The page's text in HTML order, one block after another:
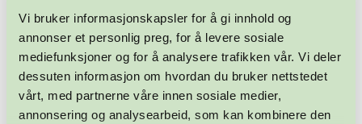
Vi bruker informasjonskapsler for å gi innhold og
annonser et personlig preg, for å levere sosiale
mediefunksjoner og for å analysere trafikken vår. Vi deler
dessuten informasjon om hvordan du bruker nettstedet
vårt, med partnerne våre innen sosiale medier,
annonsering og analysearbeid, som kan kombinere den